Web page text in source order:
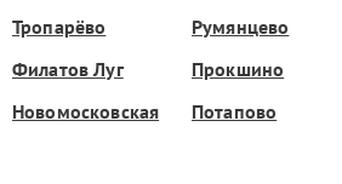
Тропарёво Румянцево
Филатов Луг
Прокшино
Новомосковская
Потапово